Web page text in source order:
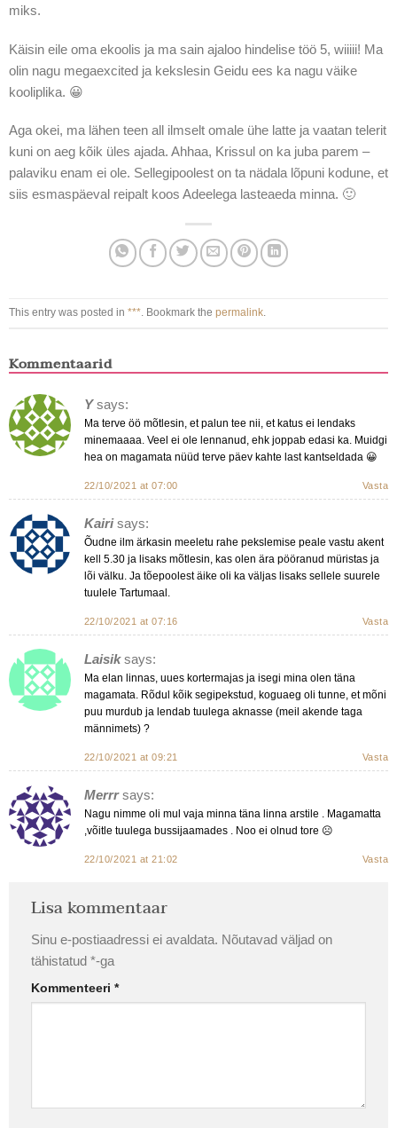
miks.
Käisin eile oma ekoolis ja ma sain ajaloo hindelise töö 5, wiiiii! Ma
olin nagu megaexcited ja kekslesin Geidu ees ka nagu väike
kooliplika. 😀
Aga okei, ma lähen teen all ilmselt omale ühe latte ja vaatan telerit
kuni on aeg kõik üles ajada. Ahhaa, Krissul on ka juba parem –
palaviku enam ei ole. Sellegipoolest on ta nädala lõpuni kodune, et
siis esmaspäeval reipalt koos Adeelega lasteaeda minna. 🙂
This entry was posted in ***. Bookmark the permalink.
Kommentaarid
Y says:
Ma terve öö mõtlesin, et palun tee nii, et katus ei lendaks
minemaaaa. Veel ei ole lennanud, ehk joppab edasi ka. Muidgi
hea on magamata nüüd terve päev kahte last kantseldada 😀
22/10/2021 at 07:00 Vasta
Kairi says:
Õudne ilm ärkasin meeletu rahe pekslemise peale vastu akent
kell 5.30 ja lisaks mõtlesin, kas olen ära pööranud müristas ja
lõi välku. Ja tõepoolest äike oli ka väljas lisaks sellele suurele
tuulele Tartumaal.
22/10/2021 at 07:16 Vasta
Laisik says:
Ma elan linnas, uues kortermajas ja isegi mina olen täna
magamata. Rõdul kõik segipekstud, koguaeg oli tunne, et mõni
puu murdub ja lendab tuulega aknasse (meil akende taga
männimets) ?
22/10/2021 at 09:21 Vasta
Merrr says:
Nagu nimme oli mul vaja minna täna linna arstile . Magamatta
,võitle tuulega bussijaamades . Noo ei olnud tore ☹
22/10/2021 at 21:02 Vasta
Lisa kommentaar
Sinu e-postiaadressi ei avaldata. Nõutavad väljad on
tähistatud *-ga
Kommenteeri *